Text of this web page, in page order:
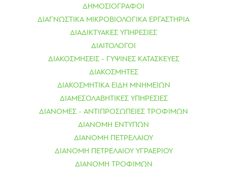
ΔΗΜΟΣΙΟΓΡΑΦΟΙ
ΔΙΑΓΝΩΣΤΙΚΑ ΜΙΚΡΟΒΙΟΛΟΓΙΚΑ ΕΡΓΑΣΤΗΡΙΑ
ΔΙΑΔΙΚΤΥΑΚΕΣ ΥΠΗΡΕΣΙΕΣ
ΔΙΑΙΤΟΛΟΓΟΙ
ΔΙΑΚΟΣΜΗΣΕΙΣ - ΓΥΨΙΝΕΣ ΚΑΤΑΣΚΕΥΕΣ
ΔΙΑΚΟΣΜΗΤΕΣ
ΔΙΑΚΟΣΜΗΤΙΚΑ ΕΙΔΗ ΜΝΗΜΕΙΩΝ
ΔΙΑΜΕΣΟΛΑΒΗΤΙΚΕΣ ΥΠΗΡΕΣΙΕΣ
ΔΙΑΝΟΜΕΣ - ΑΝΤΙΠΡΟΣΩΠΕΙΕΣ ΤΡΟΦΙΜΩΝ
ΔΙΑΝΟΜΗ ΕΝΤΥΠΩΝ
ΔΙΑΝΟΜΗ ΠΕΤΡΕΛΑΙΟΥ
ΔΙΑΝΟΜΗ ΠΕΤΡΕΛΑΙΟΥ ΥΓΡΑΕΡΙΟΥ
ΔΙΑΝΟΜΗ ΤΡΟΦΙΜΩΝ